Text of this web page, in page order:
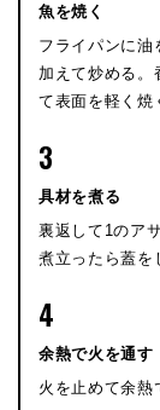
魚を焼く
フライパンに油
加えて炒める。
て表面を軽く焼
3
具材を煮る
裏返して1のア
煮立ったら蓋を
4
余熱で火を通す
火を止めて余熱